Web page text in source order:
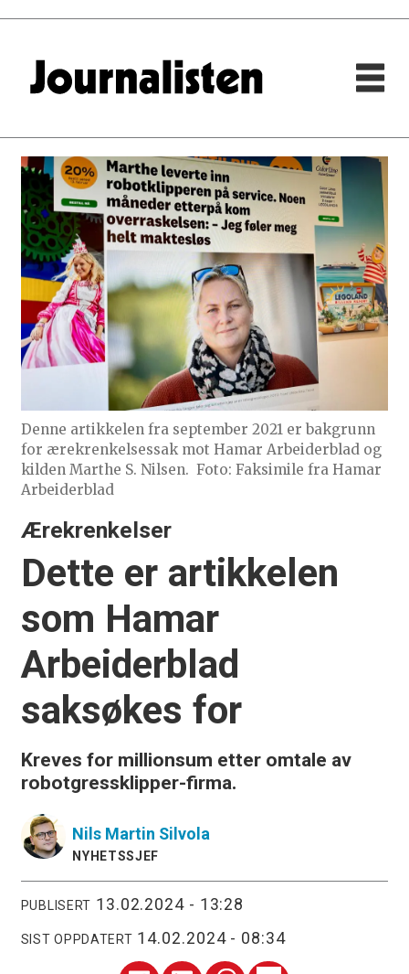
Denne artikkelen fra september 2021 er bakgrunn
for ærekrenkelsessak mot Hamar Arbeiderblad og
kilden Marthe S. Nilsen. Foto: Faksimile fra Hamar
Arbeiderblad
Ærekrenkelser
Dette er artikkelen
som Hamar
Arbeiderblad
saksøkes for
Kreves for millionsum etter omtale av
robotgressklipper-firma.
Nils Martin Silvola
NYHETSSJEF
PUBLISERT 13.02.2024 - 13:28
SIST OPPDATERT 14.02.2024 - 08:34